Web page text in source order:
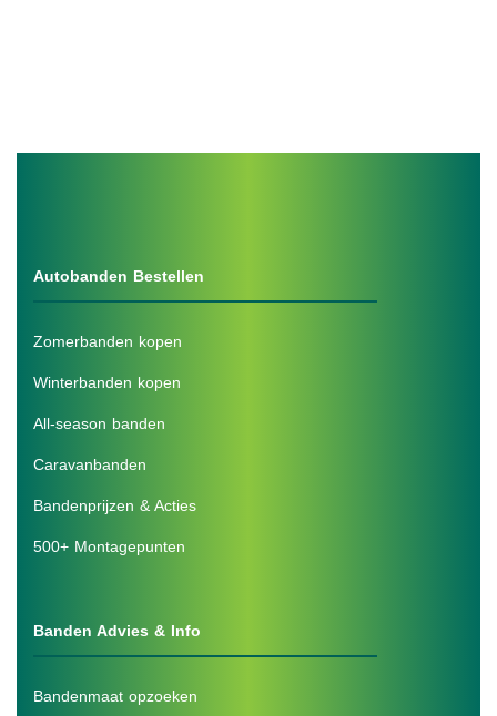
Autobanden Bestellen
Zomerbanden kopen
Winterbanden kopen
All-season banden
Caravanbanden
Bandenprijzen & Acties
500+ Montagepunten
Banden Advies & Info
Bandenmaat opzoeken